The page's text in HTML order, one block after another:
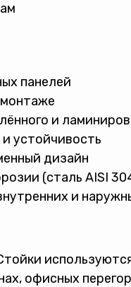
панелей
и
устойчивость
дизайн
(сталь AISI
и
офисных